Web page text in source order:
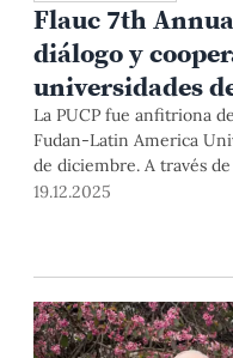
Flauc 7th
diálogo y
universidades
Latinoamérica
igualitario
La PUCP fue anfitriona
Fudan-Latin America
de diciembre. A través
una asamblea, los
19.12.2025